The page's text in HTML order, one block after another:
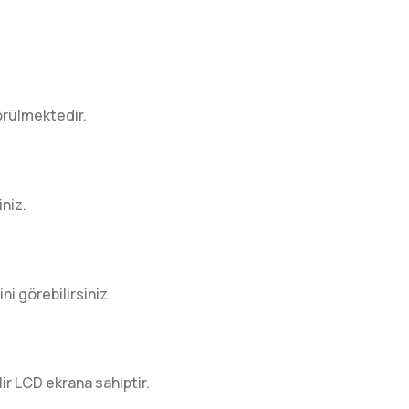
görebilirsiniz.
LCD ekrana sahiptir.